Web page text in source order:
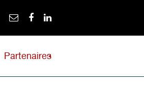
Partenaires